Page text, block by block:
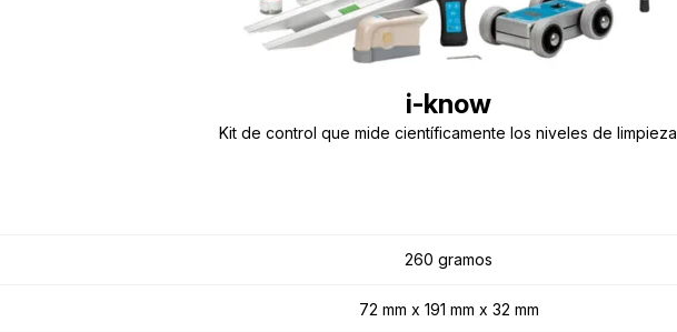
i-know
Kit de control que mide científicamente los niveles de limpieza
260 gramos
72 mm x 191 mm x 32 mm